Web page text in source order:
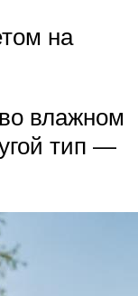
на
влажном
тип —